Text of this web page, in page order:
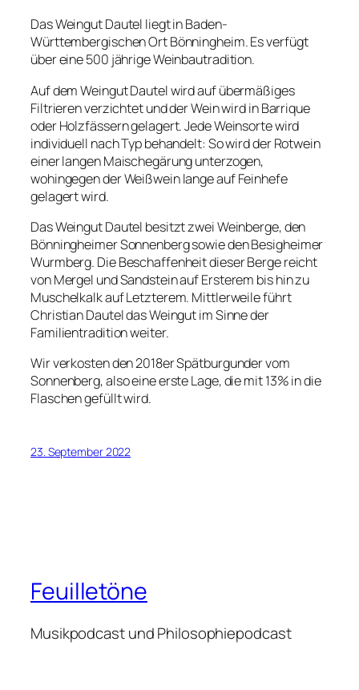
Das Weingut Dautel liegt in Baden-
Württembergischen Ort Bönningheim. Es verfügt
über eine 500 jährige Weinbautradition.
Auf dem Weingut Dautel wird auf übermäßiges
Filtrieren verzichtet und der Wein wird in Barrique
oder Holzfässern gelagert. Jede Weinsorte wird
individuell nach Typ behandelt: So wird der Rotwein
einer langen Maischegärung unterzogen,
wohingegen der Weißwein lange auf Feinhefe
gelagert wird.
Das Weingut Dautel besitzt zwei Weinberge, den
Bönningheimer Sonnenberg sowie den Besigheimer
Wurmberg. Die Beschaffenheit dieser Berge reicht
von Mergel und Sandstein auf Ersterem bis hin zu
Muschelkalk auf Letzterem. Mittlerweile führt
Christian Dautel das Weingut im Sinne der
Familientradition weiter.
Wir verkosten den 2018er Spätburgunder vom
Sonnenberg, also eine erste Lage, die mit 13% in die
Flaschen gefüllt wird.
23. September 2022
Feuilletöne
Musikpodcast und Philosophiepodcast